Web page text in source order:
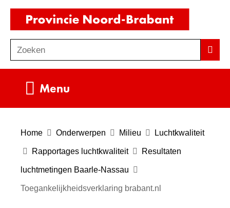
Ga
de
inhoud
o
e
Zoeken
Menu
Home Onderwerpen Milieu Luchtkwaliteit
Rapportages luchtkwaliteit Resultaten
luchtmetingen Baarle-Nassau
Toegankelijkheidsverklaring brabant.nl